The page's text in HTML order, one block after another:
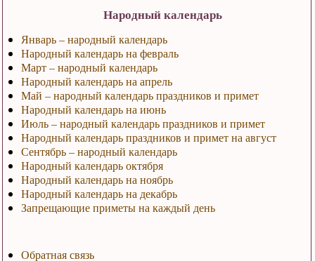
Народный календарь
Январь – народный календарь
Народный календарь на февраль
Март – народный календарь
Народный календарь на апрель
Май – народный календарь праздников и примет
Народный календарь на июнь
Июль – народный календарь праздников и примет
Народный календарь праздников и примет на август
Сентябрь – народный календарь
Народный календарь октября
Народный календарь на ноябрь
Народный календарь на декабрь
Запрещающие приметы на каждый день
Обратная связь